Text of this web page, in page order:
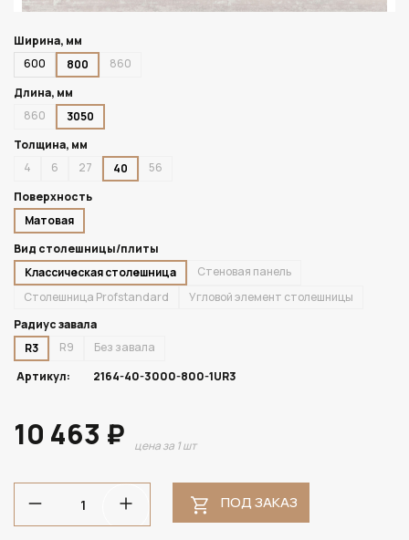
Ширина, мм
600
800
860
Длина, мм
860
3050
Толщина, мм
4
6 27 40
56
Поверхность
Матовая
Вид столешницы/плиты
Классическая столешница
Стеновая панель
Столешница Profstandard
Угловой элемент столешницы
Радиус завала
R3
R9
Без завала
Артикул:
2164-40-3000-800-1UR3
10 463 ₽ цена за 1 шт
ПОД ЗАКАЗ